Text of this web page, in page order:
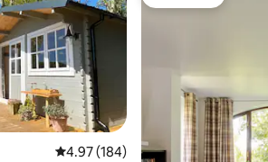
คะแนนเฉลี่ย 4.97 จาก 5, 184 รีวิว
4.97 (184)